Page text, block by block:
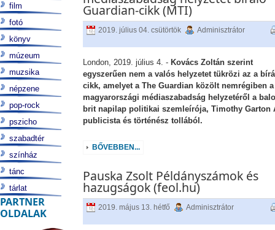
Guardian-cikk (MTI)
2019. július 04. csütörtök Adminisztrátor
London, 2019. július 4. - Kovács Zoltán szerint
egyszerűen nem a valós helyzetet tükrözi az a
cikk, amelyet a The Guardian közölt nemrégiben a
magyarországi médiaszabadság helyzetéről a
brit napilap politikai szemleírója, Timothy Garton
publicista és történész tollából.
BŐVEBBEN...
Pauska Zsolt Példányszámok és
hazugságok (feol.hu)
2019. május 13. hétfő Adminisztrátor
film
fotó
könyv
múzeum
muzsika
népzene
pop-rock
pszicho
szabadtér
színház
tánc
tárlat
PARTNER
OLDALAK